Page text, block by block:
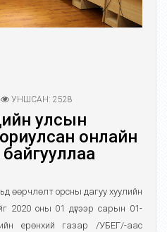
УНШСАН: 2528
улсын
онлайн
өөрчлөлт орсны дагуу хуулийн
2020 оны 01 дүгээр сарын 01-
ерөнхий газар /УБЕГ/-аас